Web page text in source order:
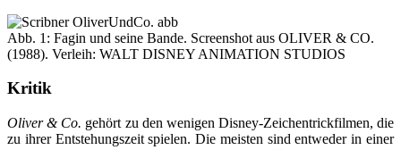
Abb. 1: Fagin und seine Bande. Screenshot aus OLIVER & CO.
(1988). Verleih: WALT DISNEY ANIMATION STUDIOS
Kritik
Oliver & Co. gehört zu den wenigen Disney-Zeichentrickfilmen, die
zu ihrer Entstehungszeit spielen. Die meisten sind entweder in einer